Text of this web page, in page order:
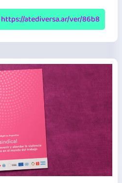
las
mujeres
|
ONU
|
de
herramientas
https://atediversa.ar/ver/86b8